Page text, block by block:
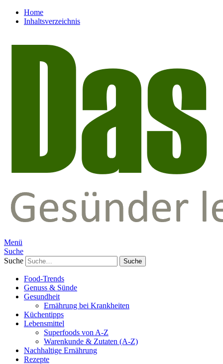
Home
Inhaltsverzeichnis
Menü
Suche
Suche
Food-Trends
Genuss & Sünde
Gesundheit
Ernährung bei Krankheiten
Küchentipps
Lebensmittel
Superfoods von A-Z
Warenkunde & Zutaten (A-Z)
Nachhaltige Ernährung
Rezepte